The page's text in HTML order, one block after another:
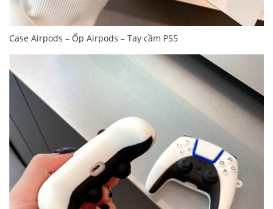
Case Airpods – Ốp Airpods – Tay cầm PS5